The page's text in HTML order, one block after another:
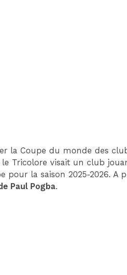
la Coupe du monde des
Tricolore visait un club
la saison 2025-2026. A
Paul Pogba.